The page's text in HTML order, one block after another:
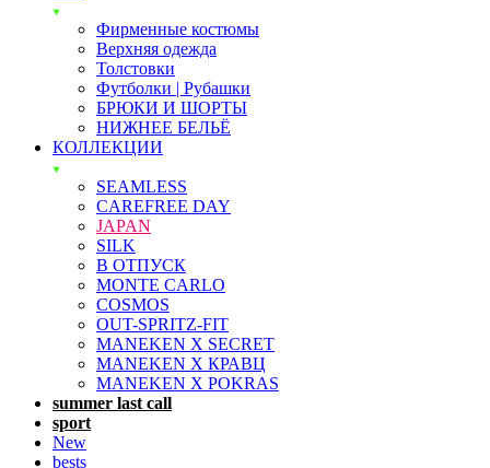
Фирменные костюмы
Верхняя одежда
Толстовки
Футболки | Рубашки
БРЮКИ И ШОРТЫ
НИЖНЕЕ БЕЛЬЁ
КОЛЛЕКЦИИ
SEAMLESS
CAREFREE DAY
JAPAN
SILK
В ОТПУСК
MONTE CARLO
COSMOS
OUT-SPRITZ-FIT
MANEKEN X SECRET
MANEKEN X КРАВЦ
MANEKEN X POKRAS
summer last call
sport
New
bests